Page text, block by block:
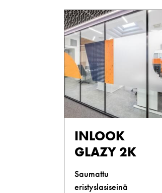
INLOOK
GLAZY 2K
Saumattu
eristyslasiseinä